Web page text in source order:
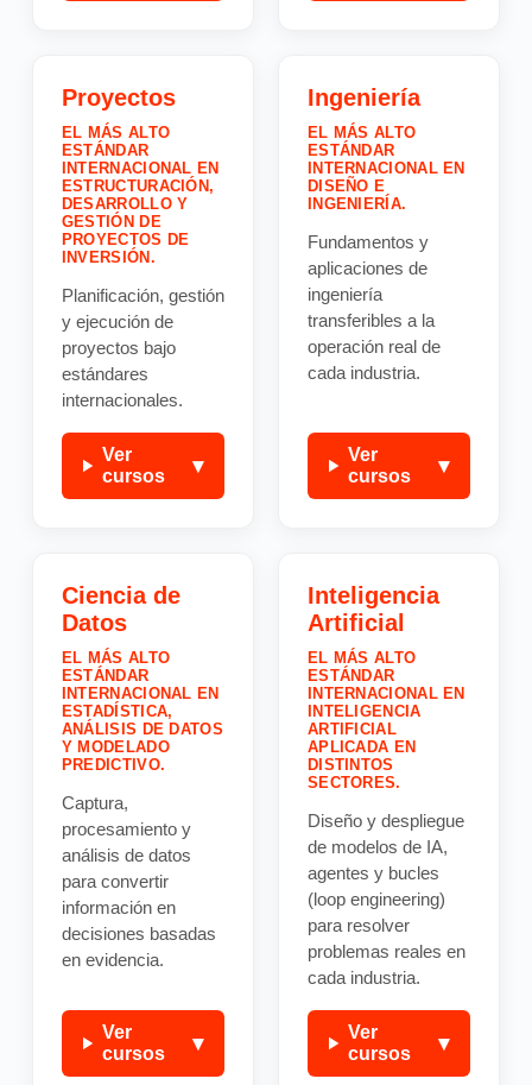
Proyectos
EL MÁS ALTO
ESTÁNDAR
INTERNACIONAL EN
ESTRUCTURACIÓN,
DESARROLLO Y
GESTIÓN DE
PROYECTOS DE
INVERSIÓN.
Planificación, gestión
y ejecución de
proyectos bajo
estándares
internacionales.
Ver
cursos
▾
Ingeniería
EL MÁS ALTO
ESTÁNDAR
INTERNACIONAL EN
DISEÑO E
INGENIERÍA.
Fundamentos y
aplicaciones de
ingeniería
transferibles a la
operación real de
cada industria.
Ver
cursos
▾
Ciencia de
Datos
EL MÁS ALTO
ESTÁNDAR
INTERNACIONAL EN
ESTADÍSTICA,
ANÁLISIS DE DATOS
Y MODELADO
PREDICTIVO.
Captura,
procesamiento y
análisis de datos
para convertir
información en
decisiones basadas
en evidencia.
Ver
cursos
▾
Inteligencia
Artificial
EL MÁS ALTO
ESTÁNDAR
INTERNACIONAL EN
INTELIGENCIA
ARTIFICIAL
APLICADA EN
DISTINTOS
SECTORES.
Diseño y despliegue
de modelos de IA,
agentes y bucles
(loop engineering)
para resolver
problemas reales en
cada industria.
Ver
cursos
▾